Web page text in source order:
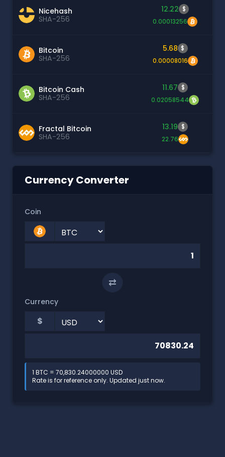
Nicehash
SHA-256
12.22 $
0.00013256
Bitcoin
SHA-256
5.68 $
0.00008016
Bitcoin Cash
SHA-256
11.67 $
0.02058544
Fractal Bitcoin
SHA-256
13.19 $
22.76
Currency Converter
Coin
⇄
Currency
$
1 BTC = 70,830.24000000 USD
Rate is for reference only. Updated just now.